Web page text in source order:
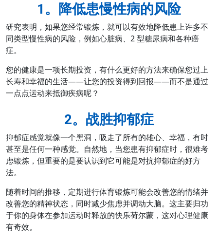
1。降低患慢性病的风险
研究表明，如果您经常锻炼，就可以有效地降低患上许多不
同类型慢性病的风险，例如心脏病、2 型糖尿病和各种癌
症。
您的健康是一项长期投资，有什么更好的方法来确保您过上
长寿和幸福的生活——让您的投资得到回报——而不是通过
一点点运动来抵御疾病呢？
2。战胜抑郁症
抑郁症感觉就像一个黑洞，吸走了所有的雄心、幸福，有时
甚至是任何一种感觉。自然地，当您患有抑郁症时，很难考
虑锻炼，但重要的是要认识到它可能是对抗抑郁症的好方
法。
随着时间的推移，定期进行体育锻炼可能会改善您的情绪并
改善您的精神状态，同时减少焦虑并调动大脑。这主要归功
于你的身体在参加运动时释放的快乐荷尔蒙，这对心理健康
有奇效。